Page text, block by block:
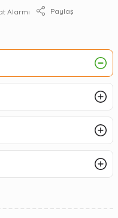
Alarmı Paylaş